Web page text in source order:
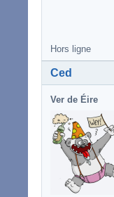
Hors ligne
Ced
Ver de Éire